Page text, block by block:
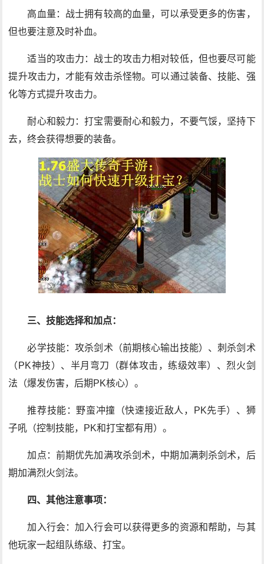
高血量：战士拥有较高的血量，可以承受更多的伤害，
但也要注意及时补血。
适当的攻击力：战士的攻击力相对较低，但也要尽可能
提升攻击力，才能有效击杀怪物。可以通过装备、技能、强
化等方式提升攻击力。
耐心和毅力：打宝需要耐心和毅力，不要气馁，坚持下
去，终会获得想要的装备。
三、技能选择和加点：
必学技能：攻杀剑术（前期核心输出技能）、刺杀剑术
（PK神技）、半月弯刀（群体攻击，练级效率）、烈火剑
法（爆发伤害，后期PK核心）。
推荐技能：野蛮冲撞（快速接近敌人，PK先手）、狮
子吼（控制技能，PK和打宝都有用）。
加点：前期优先加满攻杀剑术，中期加满刺杀剑术，后
期加满烈火剑法。
四、其他注意事项：
加入行会：加入行会可以获得更多的资源和帮助，与其
他玩家一起组队练级、打宝。